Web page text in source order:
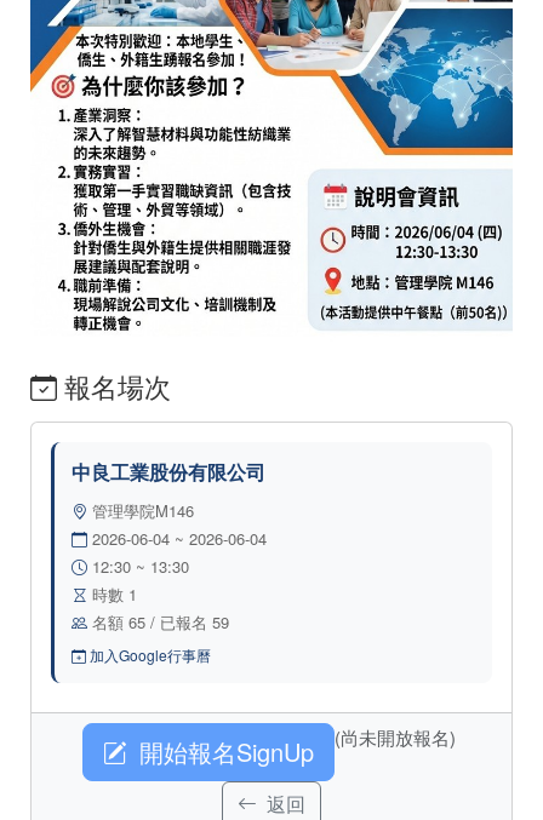
報名場次
中良工業股份有限公司
管理學院M146
2026-06-04 ~ 2026-06-04
12:30 ~ 13:30
時數 1
名額 65 / 已報名 59
加入Google行事曆
開始報名SignUp (尚未開放報名)
返回